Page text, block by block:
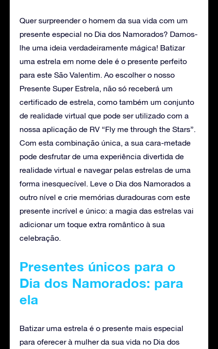
Quer surpreender o homem da sua vida com um
presente especial no Dia dos Namorados? Damos-
lhe uma ideia verdadeiramente mágica! Batizar
uma estrela em nome dele é o presente perfeito
para este São Valentim. Ao escolher o nosso
Presente Super Estrela, não só receberá um
certificado de estrela, como também um conjunto
de realidade virtual que pode ser utilizado com a
nossa aplicação de RV “Fly me through the Stars”.
Com esta combinação única, a sua cara-metade
pode desfrutar de uma experiência divertida de
realidade virtual e navegar pelas estrelas de uma
forma inesquecível. Leve o Dia dos Namorados a
outro nível e crie memórias duradouras com este
presente incrível e único: a magia das estrelas vai
adicionar um toque extra romântico à sua
celebração.
Presentes únicos para o
Dia dos Namorados: para
ela
Batizar uma estrela é o presente mais especial
para oferecer à mulher da sua vida no Dia dos